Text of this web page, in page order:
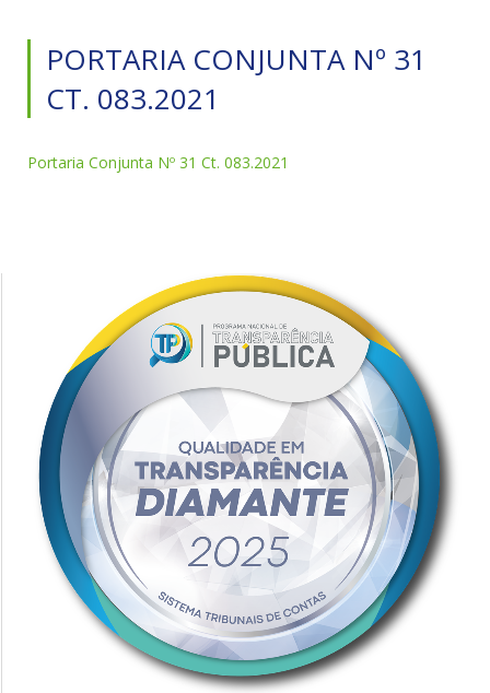
PORTARIA CONJUNTA Nº 31
CT. 083.2021
Portaria Conjunta Nº 31 Ct. 083.2021